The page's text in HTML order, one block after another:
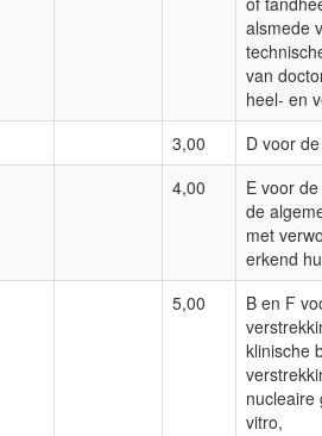
alsmede
van
heel- en
3,00
D voor
4,00
E voor
de
met
erkend
5,00
B en F
klinische
nucleaire
vitro,